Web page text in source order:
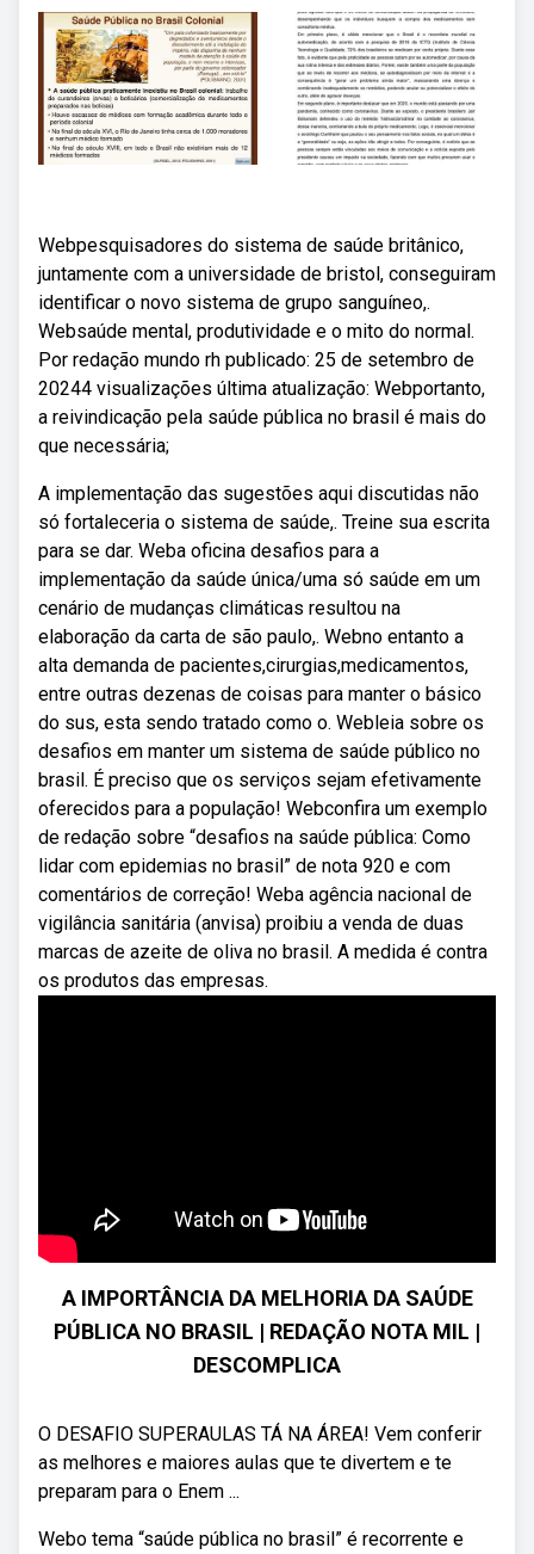
Webpesquisadores do sistema de saúde britânico,
juntamente com a universidade de bristol, conseguiram
identificar o novo sistema de grupo sanguíneo,.
Websaúde mental, produtividade e o mito do normal.
Por redação mundo rh publicado: 25 de setembro de
20244 visualizações última atualização: Webportanto,
a reivindicação pela saúde pública no brasil é mais do
que necessária;
A implementação das sugestões aqui discutidas não
só fortaleceria o sistema de saúde,. Treine sua escrita
para se dar. Weba oficina desafios para a
implementação da saúde única/uma só saúde em um
cenário de mudanças climáticas resultou na
elaboração da carta de são paulo,. Webno entanto a
alta demanda de pacientes,cirurgias,medicamentos,
entre outras dezenas de coisas para manter o básico
do sus, esta sendo tratado como o. Webleia sobre os
desafios em manter um sistema de saúde público no
brasil. É preciso que os serviços sejam efetivamente
oferecidos para a população! Webconfira um exemplo
de redação sobre “desafios na saúde pública: Como
lidar com epidemias no brasil” de nota 920 e com
comentários de correção! Weba agência nacional de
vigilância sanitária (anvisa) proibiu a venda de duas
marcas de azeite de oliva no brasil. A medida é contra
os produtos das empresas.
A IMPORTÂNCIA DA MELHORIA DA SAÚDE
PÚBLICA NO BRASIL | REDAÇÃO NOTA MIL |
DESCOMPLICA
O DESAFIO SUPERAULAS TÁ NA ÁREA! Vem conferir
as melhores e maiores aulas que te divertem e te
preparam para o Enem ...
Webo tema “saúde pública no brasil” é recorrente e